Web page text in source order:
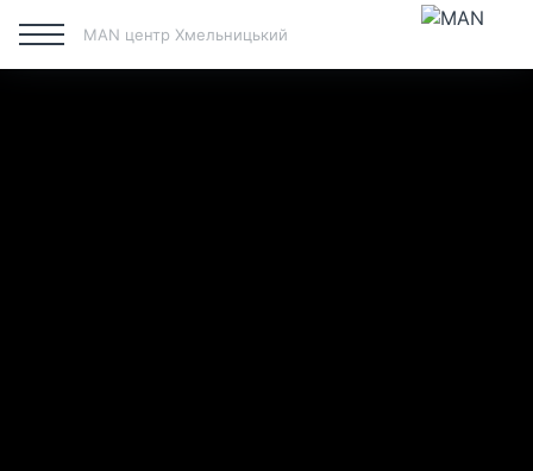
MAN центр Хмельницький